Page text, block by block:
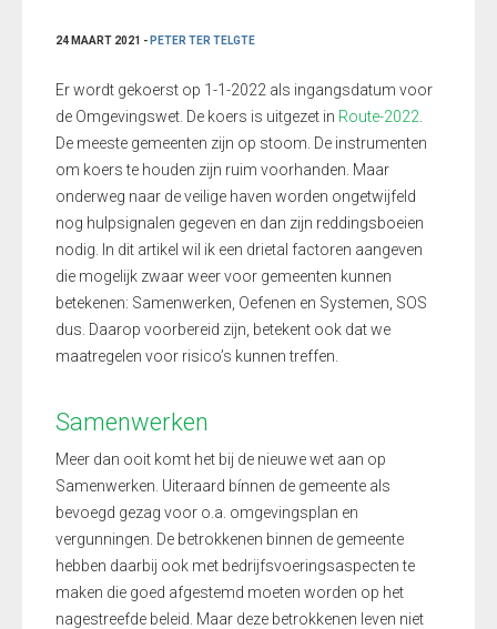
24 MAART 2021 - PETER TER TELGTE
Er wordt gekoerst op 1-1-2022 als ingangsdatum voor
de Omgevingswet. De koers is uitgezet in Route-2022
De meeste gemeenten zijn op stoom. De instrumenten
om koers te houden zijn ruim voorhanden. Maar
onderweg naar de veilige haven worden ongetwijfeld
nog hulpsignalen gegeven en dan zijn reddingsboeien
nodig. In dit artikel wil ik een drietal factoren aangeven
die mogelijk zwaar weer voor gemeenten kunnen
betekenen: Samenwerken, Oefenen en Systemen, SOS
dus. Daarop voorbereid zijn, betekent ook dat we
maatregelen voor risico’s kunnen treffen.
Samenwerken
Meer dan ooit komt het bij de nieuwe wet aan op
Samenwerken. Uiteraard bínnen de gemeente als
bevoegd gezag voor o.a. omgevingsplan en
vergunningen. De betrokkenen binnen de gemeente
hebben daarbij ook met bedrijfsvoeringsaspecten te
maken die goed afgestemd moeten worden op het
nagestreefde beleid. Maar deze betrokkenen leven niet